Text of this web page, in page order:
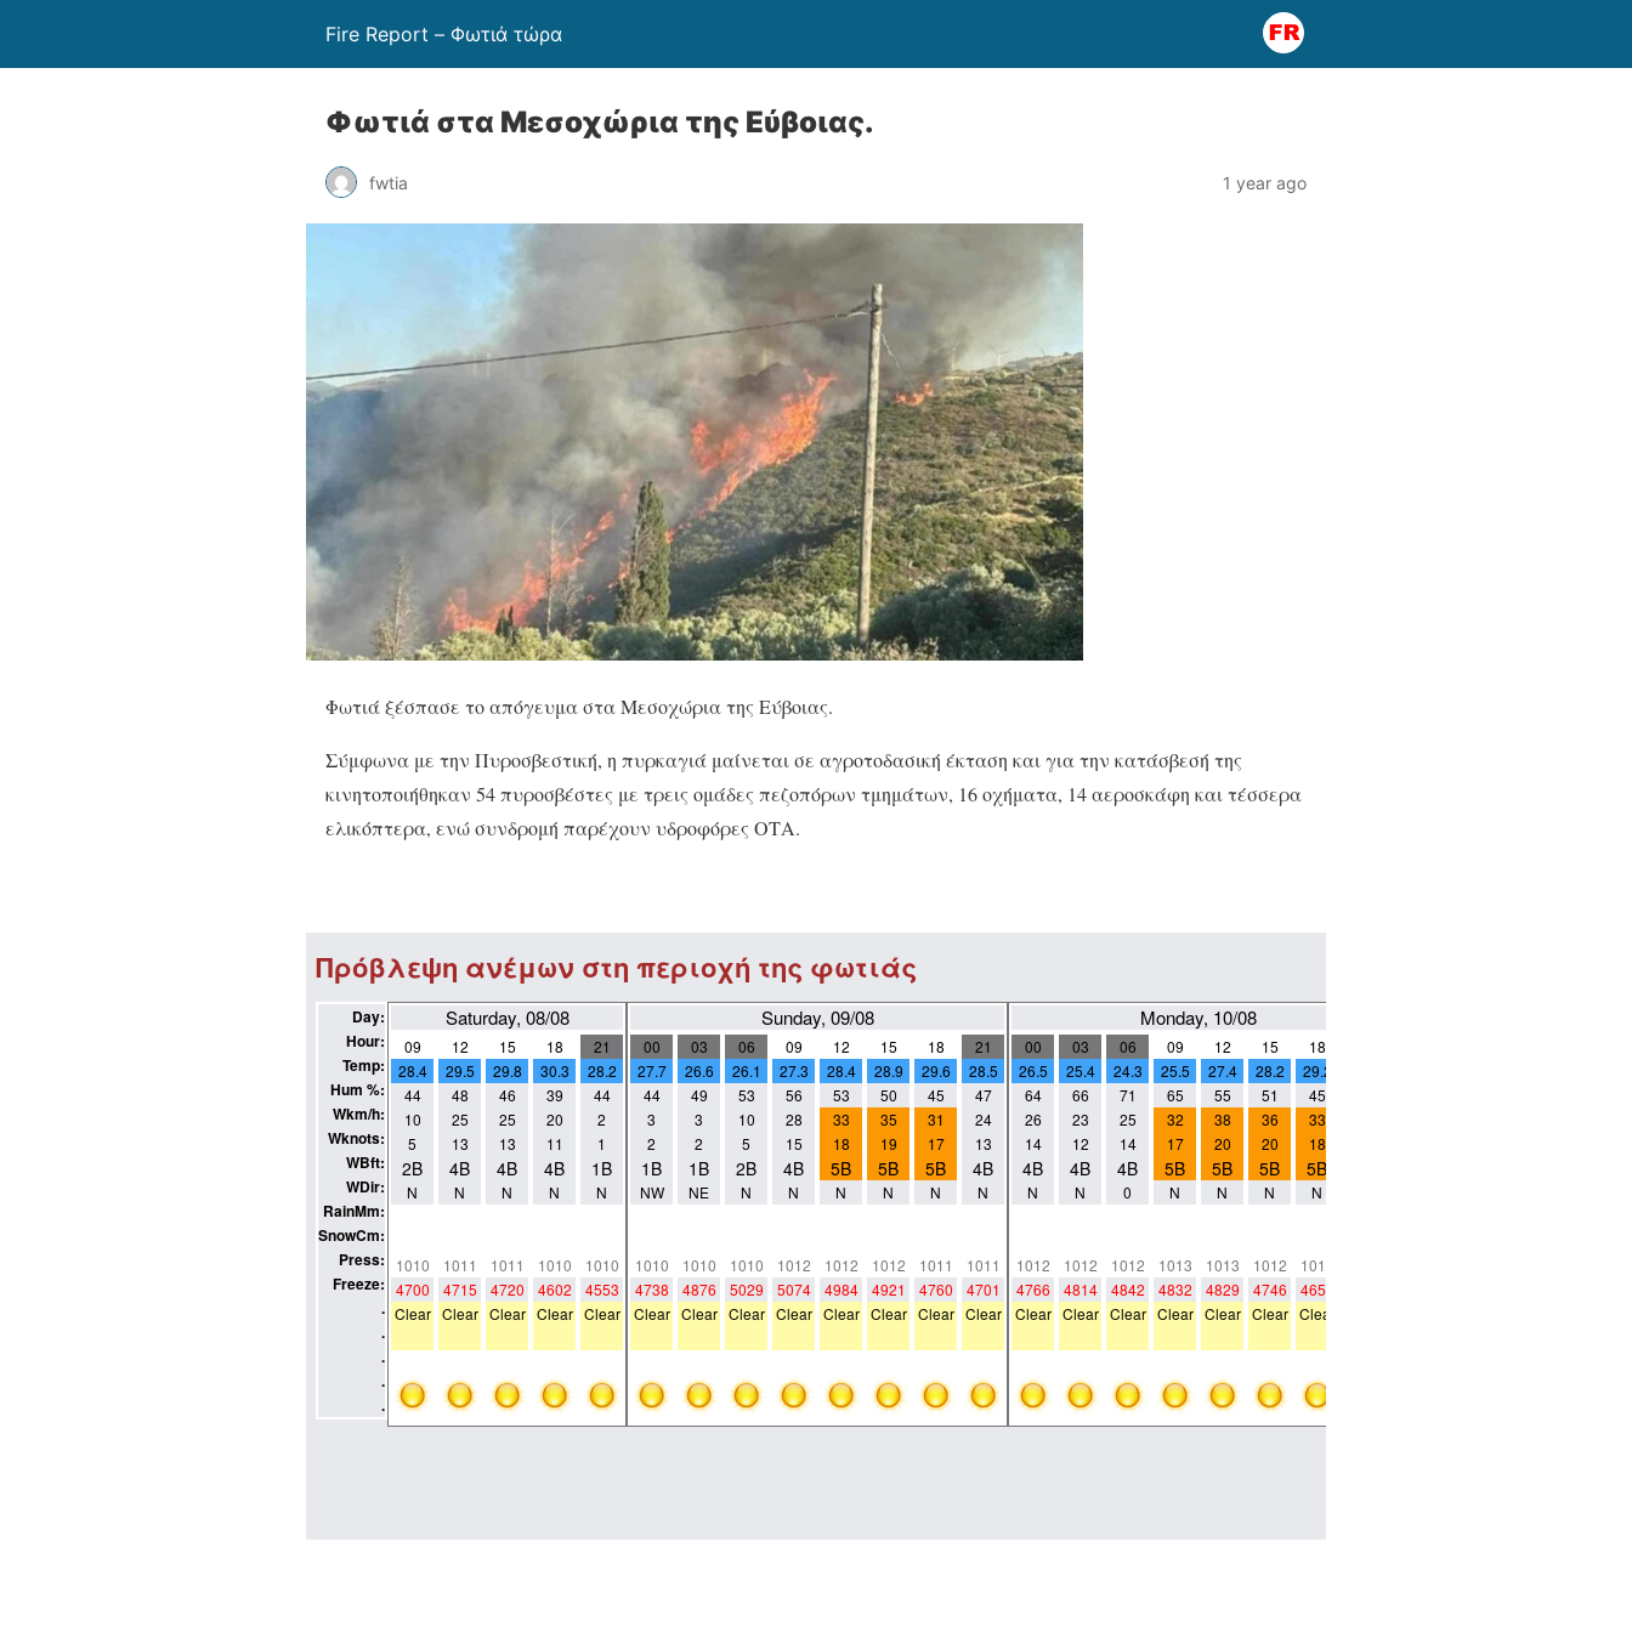
Fire Report – Φωτιά τώρα
Φωτιά στα Μεσοχώρια της Εύβοιας.
fwtia 1 year ago
Φωτιά ξέσπασε το απόγευμα στα Μεσοχώρια της Εύβοιας.
Σύμφωνα με την Πυροσβεστική, η πυρκαγιά μαίνεται σε αγροτοδασική έκταση και για την κατάσβεσή της
κινητοποιήθηκαν 54 πυροσβέστες με τρεις ομάδες πεζοπόρων τμημάτων, 16 οχήματα, 14 αεροσκάφη και τέσσερα
ελικόπτερα, ενώ συνδρομή παρέχουν υδροφόρες ΟΤΑ.